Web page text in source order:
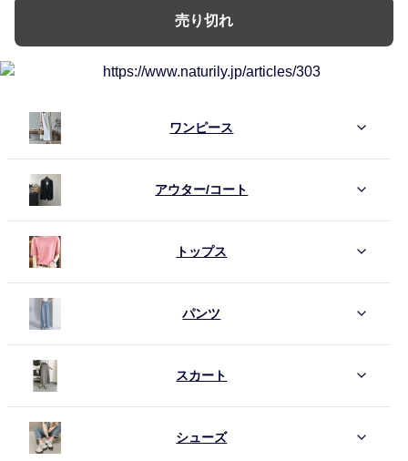
売り切れ
ワンピース
アウター/コート
トップス
パンツ
スカート
シューズ